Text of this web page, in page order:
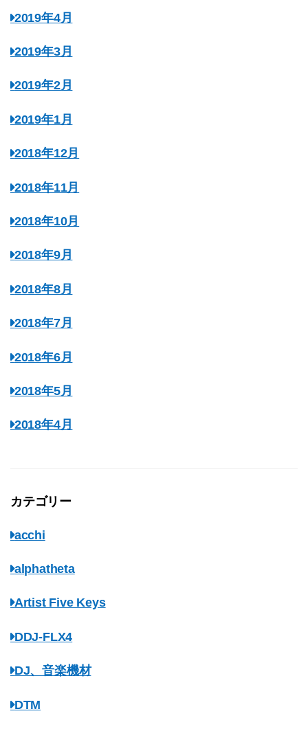
2019年4月
2019年3月
2019年2月
2019年1月
2018年12月
2018年11月
2018年10月
2018年9月
2018年8月
2018年7月
2018年6月
2018年5月
2018年4月
カテゴリー
acchi
alphatheta
Artist Five Keys
DDJ-FLX4
DJ、音楽機材
DTM